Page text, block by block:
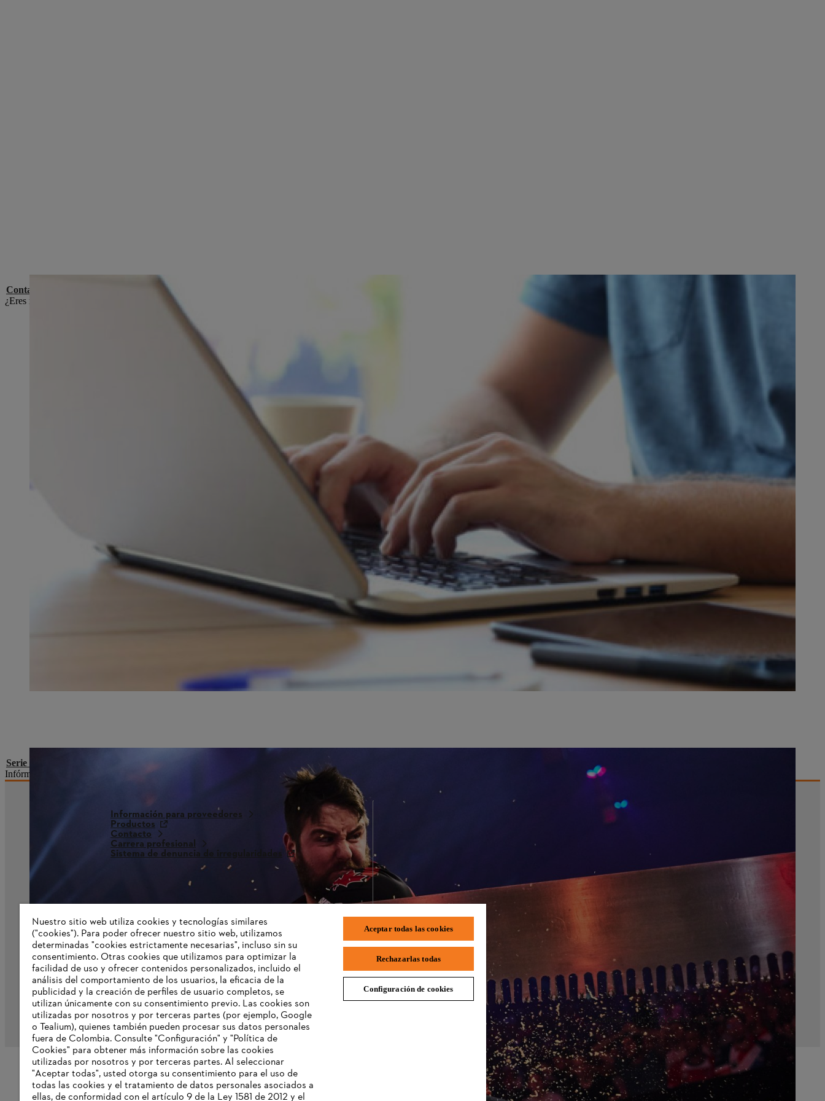
Contacto de prensa
¿Eres representante de los medios de comunicación y tienes alguna pregunta o preocupación? En ese caso, ponte en contacto con el equipo de prensa de STIHL.
Serie STIHL Timbersports®
Infórmate sobre la categoría reina de la tala deportiva de madera en nuestra sección de prensa en el sitio web de TIMBERSPORTS®.
Información para proveedores
Productos
Contacto
Carrera profesional
Sistema de denuncia de irregularidades
Pie de imprentaPolítica de privacidadInformación sobre cookies ANDREAS STIHL AG & Co. KG ©2023
Nuestro sitio web utiliza cookies y tecnologías similares
("cookies"). Para poder ofrecer nuestro sitio web, utilizamos
determinadas "cookies estrictamente necesarias", incluso sin su
consentimiento. Otras cookies que utilizamos para optimizar la
facilidad de uso y ofrecer contenidos personalizados, incluido el
análisis del comportamiento de los usuarios, la eficacia de la
publicidad y la creación de perfiles de usuario completos, se
utilizan únicamente con su consentimiento previo. Las cookies son
utilizadas por nosotros y por terceras partes (por ejemplo, Google
o Tealium), quienes también pueden procesar sus datos personales
fuera de Colombia. Consulte "Configuración" y "Política de
Cookies" para obtener más información sobre las cookies
utilizadas por nosotros y por terceras partes. Al seleccionar
"Aceptar todas", usted otorga su consentimiento para el uso de
todas las cookies y el tratamiento de datos personales asociados a
ellas, de conformidad con el artículo 9 de la Ley 1581 de 2012 y el
Aceptar todas las cookies
Rechazarlas todas
Configuración de cookies